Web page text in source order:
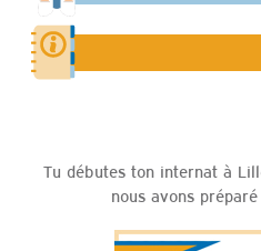
Tu débutes ton internat à
nous avons